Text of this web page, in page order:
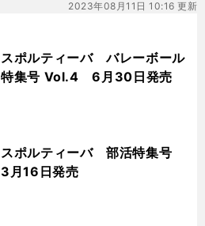
2023年08月11日 10:16 更新
スポルティーバ バレーボール
特集号 Vol.4 6月30日発売
スポルティーバ 部活特集号
3月16日発売